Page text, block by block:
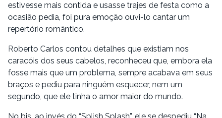
estivesse mais contida e usasse trajes de festa como a
ocasião pedia, foi pura emoção ouvi-lo cantar um
repertório romântico.
Roberto Carlos contou detalhes que existiam nos
caracóis dos seus cabelos, reconheceu que, embora ela
fosse mais que um problema, sempre acabava em seus
braços e pediu para ninguém esquecer, nem um
segundo, que ele tinha o amor maior do mundo.